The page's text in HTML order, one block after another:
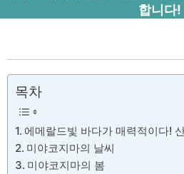
합니다!
목차
에메랄드빛 바다가 매력적이다!
미야코지마의 날씨
미야코지마의 봄